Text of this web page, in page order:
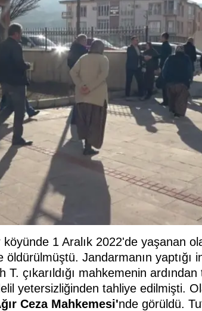
köyünde 1 Aralık 2022'de yaşanan
Jandarmanın yaptığı
çıkarıldığı mahkemenin
yetersizliğinden tahliye edilmişti.
Ceza Mahkemesi'nde görüldü.